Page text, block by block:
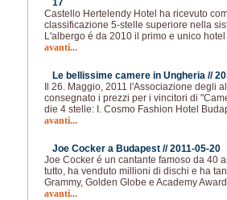
17
Castello Hertelendy Hotel ha ricevuto
classificazione 5-stelle superiore nella
L'albergo é da 2010 il primo e unico
avanti...
Le bellissime camere in Ungheria //
Il 26. Maggio, 2011 l'Associazione degli
consegnato i prezzi per i vincitori di
die 4 stelle: I. Cosmo Fashion Hotel
avanti...
Joe Cocker a Budapest //2011-05-20
Joe Cocker é un cantante famoso da 40
tutto, ha venduto millioni di dischi e ha
Grammy, Golden Globe e Academy
avanti...